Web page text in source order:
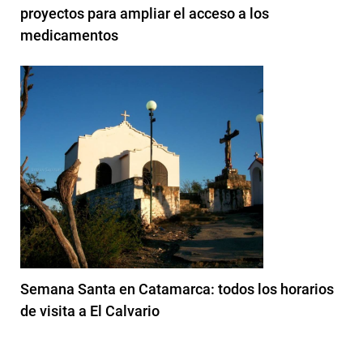
proyectos para ampliar el acceso a los
medicamentos
Semana Santa en Catamarca: todos los horarios
de visita a El Calvario